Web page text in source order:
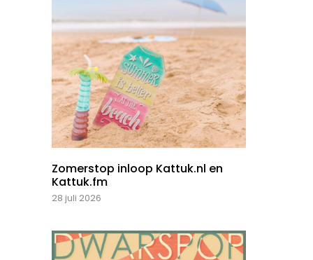
Zomerstop inloop Kattuk.nl en
Kattuk.fm
28 juli 2026